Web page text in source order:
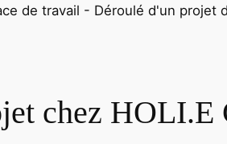
chez HOLI.E